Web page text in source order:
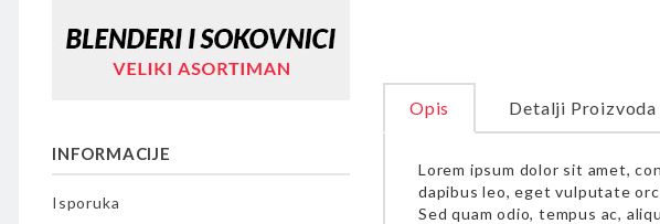
INFORMACIJE
Isporuka
Opis Detalji Proizvoda
Lorem ipsum dolor sit amet,
dapibus leo, eget vulputate
Sed quam odio, tempus ac,